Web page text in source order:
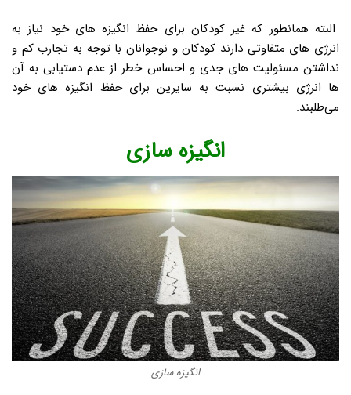
البته همانطور که غیر کودکان برای حفظ انگیزه های خود نیاز به
انرژی های متفاوتی دارند کودکان و نوجوانان با توجه به تجارب کم و
نداشتن مسئولیت های جدی و احساس خطر از عدم دستیابی به آن
ها انرژی بیشتری نسبت به سایرین برای حفظ انگیزه های خود
می‌طلبند.
انگیزه سازی
انگیزه سازی